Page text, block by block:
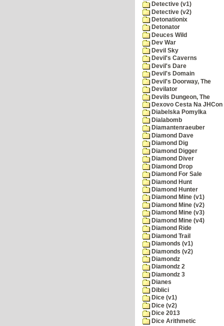
Detective (v1)
Detective (v2)
Detonationix
Detonator
Deuces Wild
Dev War
Devil Sky
Devil's Caverns
Devil's Dare
Devil's Domain
Devil's Doorway, The
Devilator
Devils Dungeon, The
Dexovo Cesta Na JHCon
Diabelska Pomylka
Dialabomb
Diamantenraeuber
Diamond Dave
Diamond Dig
Diamond Digger
Diamond Diver
Diamond Drop
Diamond For Sale
Diamond Hunt
Diamond Hunter
Diamond Mine (v1)
Diamond Mine (v2)
Diamond Mine (v3)
Diamond Mine (v4)
Diamond Ride
Diamond Trail
Diamonds (v1)
Diamonds (v2)
Diamondz
Diamondz 2
Diamondz 3
Dianes
Diblici
Dice (v1)
Dice (v2)
Dice 2013
Dice Arithmetic